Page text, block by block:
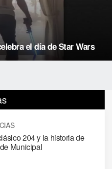
el día de Star Wars
204 y la historia de
Municipal